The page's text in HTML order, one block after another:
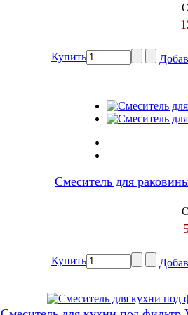
Купить
Cмеситель для
Купить